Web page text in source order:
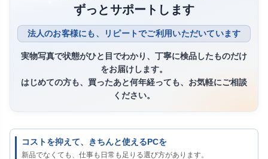
ずっとサポートします
法人のお客様にも、リピートでご利用いただいています
実物写真で状態がひと目でわかり、丁寧に検品したものだけ
をお届けします。
はじめての方も、買ったあと何年経っても、お気軽にご相談
ください。
コストを抑えて、きちんと使えるPCを
新品でなくても、仕事も日常も足りる選び方があります。